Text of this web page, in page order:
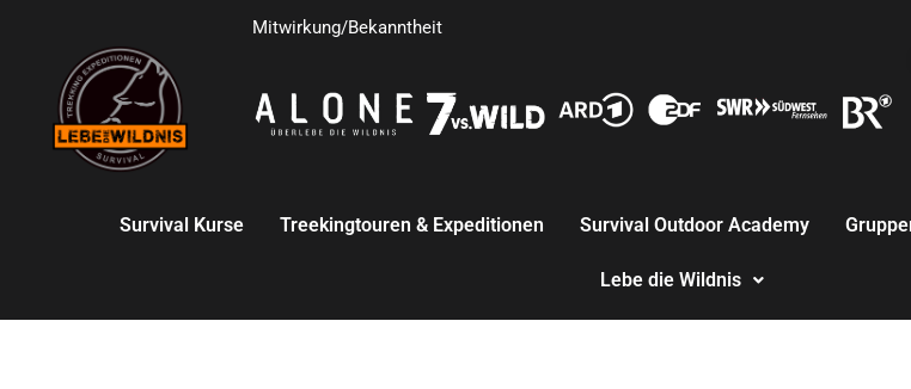
Mitwirkung/Bekanntheit
Survival Kurse Treekingtouren & Expeditionen Survival Outdoor Academy
Lebe die Wildnis